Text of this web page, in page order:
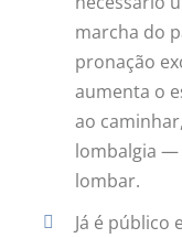
marcha do
pronação
aumenta o
ao
lombalgia —
lombar.
Já é público